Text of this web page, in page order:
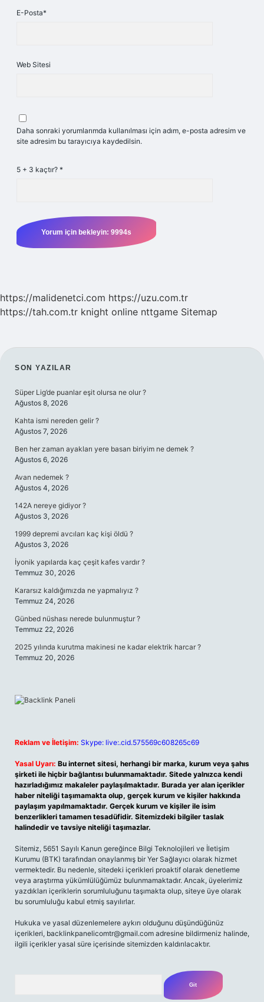
E-Posta*
Web Sitesi
Daha sonraki yorumlarımda kullanılması için adım, e-posta adresim ve
site adresim bu tarayıcıya kaydedilsin.
5 + 3 kaçtır? *
https://malidenetci.com https://uzu.com.tr
https://tah.com.tr knight online nttgame Sitemap
SIDEBAR
SON YAZILAR
Süper Lig’de puanlar eşit olursa ne olur ?
Ağustos 8, 2026
Kahta ismi nereden gelir ?
Ağustos 7, 2026
Ben her zaman ayakları yere basan biriyim ne demek ?
Ağustos 6, 2026
Avan nedemek ?
Ağustos 4, 2026
142A nereye gidiyor ?
Ağustos 3, 2026
1999 depremi avcıları kaç kişi öldü ?
Ağustos 3, 2026
İyonik yapılarda kaç çeşit kafes vardır ?
Temmuz 30, 2026
Kararsız kaldığımızda ne yapmalıyız ?
Temmuz 24, 2026
Günbed nüshası nerede bulunmuştur ?
Temmuz 22, 2026
2025 yılında kurutma makinesi ne kadar elektrik harcar ?
Temmuz 20, 2026
Reklam ve İletişim: Skype: live:.cid.575569c608265c69
Yasal Uyarı: Bu internet sitesi, herhangi bir marka, kurum veya şahıs
şirketi ile hiçbir bağlantısı bulunmamaktadır. Sitede yalnızca kendi
hazırladığımız makaleler paylaşılmaktadır. Burada yer alan içerikler
haber niteliği taşımamakta olup, gerçek kurum ve kişiler hakkında
paylaşım yapılmamaktadır. Gerçek kurum ve kişiler ile isim
benzerlikleri tamamen tesadüfidir. Sitemizdeki bilgiler taslak
halindedir ve tavsiye niteliği taşımazlar.
Sitemiz, 5651 Sayılı Kanun gereğince Bilgi Teknolojileri ve İletişim
Kurumu (BTK) tarafından onaylanmış bir Yer Sağlayıcı olarak hizmet
vermektedir. Bu nedenle, sitedeki içerikleri proaktif olarak denetleme
veya araştırma yükümlülüğümüz bulunmamaktadır. Ancak, üyelerimiz
yazdıkları içeriklerin sorumluluğunu taşımakta olup, siteye üye olarak
bu sorumluluğu kabul etmiş sayılırlar.
Hukuka ve yasal düzenlemelere aykırı olduğunu düşündüğünüz
içerikleri, backlinkpanelicomtr@gmail.com adresine bildirmeniz halinde,
ilgili içerikler yasal süre içerisinde sitemizden kaldırılacaktır.